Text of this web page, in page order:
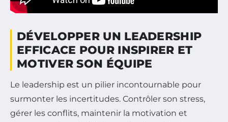
DÉVELOPPER UN LEADERSHIP
EFFICACE POUR INSPIRER ET
MOTIVER SON ÉQUIPE
Le leadership est un pilier incontournable pour
surmonter les incertitudes. Contrôler son stress,
gérer les conflits, maintenir la motivation et